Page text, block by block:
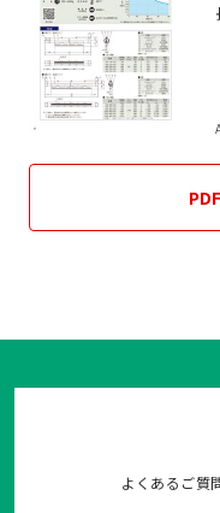
よくあるご質